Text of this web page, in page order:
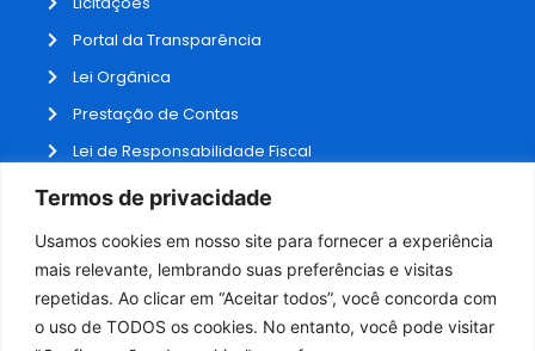
Termos de privacidade
Usamos cookies em nosso site para fornecer a experiência
mais relevante, lembrando suas preferências e visitas
repetidas. Ao clicar em “Aceitar todos”, você concorda com
o uso de TODOS os cookies. No entanto, você pode visitar
Portal da Transparência
Lei Orgânica
Prestação de Contas
Lei de Responsabilidade Fiscal
Receitas e Despesas
Fale Conosco
ADMINISTRAÇÃO